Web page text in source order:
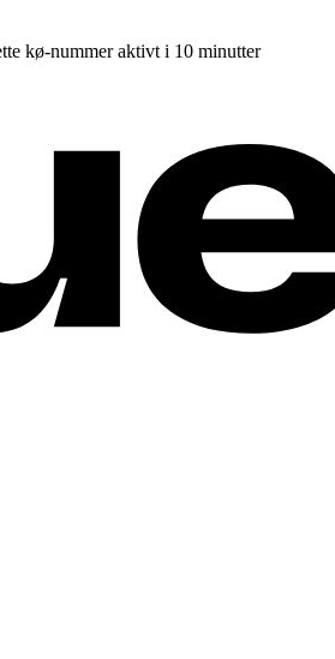
kø-nummer aktivt i 10 minutter